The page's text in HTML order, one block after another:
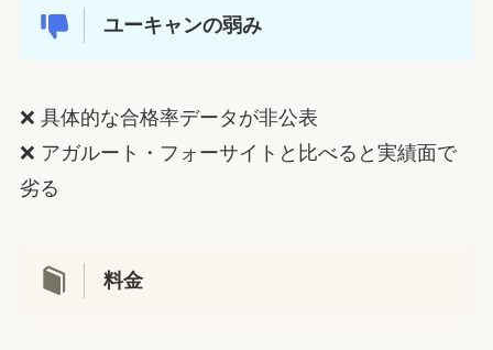
ユーキャンの弱み
❌ 具体的な合格率データが非公表
❌ アガルート・フォーサイトと比べると実績面で
劣る
料金